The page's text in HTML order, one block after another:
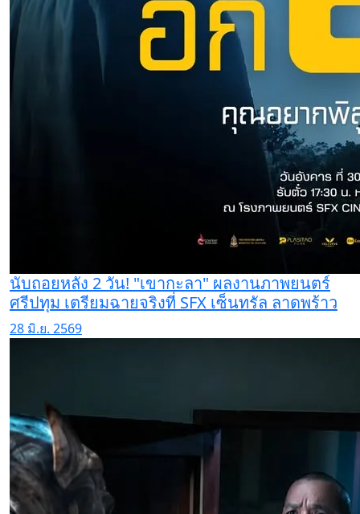
นับถอยหลัง 2 วัน! "เขากะลา" ผลงานภาพยนตร์
ศรีปทุม เตรียมฉายจริงที่ SFX เซ็นทรัล ลาดพร้าว
28 มิ.ย. 2569